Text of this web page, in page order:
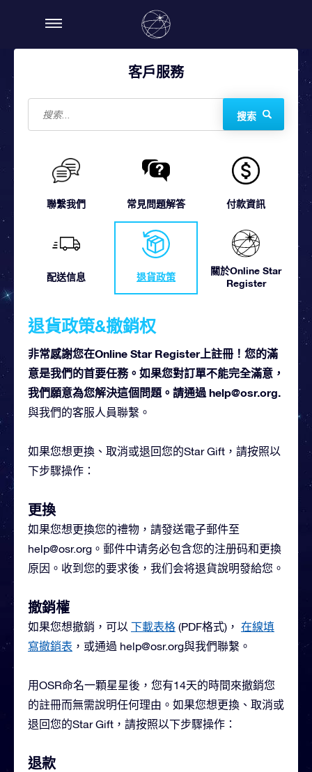
客戶服務
搜索
聯繫我們 常見問題解答 付款資訊
配送信息 退貨政策
關於Online Star
Register
退貨政策&撤銷权
非常感謝您在Online Star Register上註冊！您的滿
意是我們的首要任務。如果您對訂單不能完全滿意，
我們願意為您解決這個問題。請通過 help@osr.org.
與我們的客服人員聯繫。
如果您想更換、取消或退回您的Star Gift，請按照以
下步驟操作：
更換
如果您想更換您的禮物，請發送電子郵件至
help@osr.org 。郵件中请务必包含您的注册码和更換
原因。收到您的要求後，我们会将退貨說明發給您。
撤銷權
如果您想撤銷，可以 下載表格 (PDF格式)， 在線填
寫撤銷表 ，或通過 help@osr.org與我們聯繫。
用OSR命名一顆星星後，您有14天的時間來撤銷您
的註冊而無需說明任何理由。如果您想更換、取消或
退回您的Star Gift，請按照以下步驟操作：
退款